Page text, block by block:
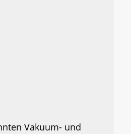
Vakuum- und